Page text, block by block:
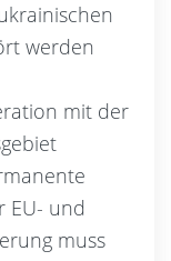
werden
mit der
EU- und
muss